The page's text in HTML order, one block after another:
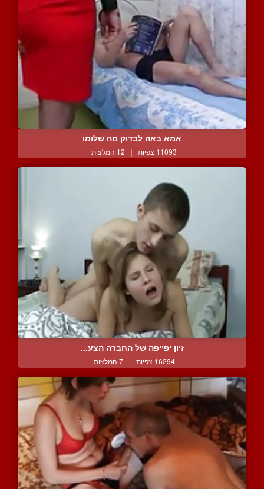
אמא באה לבדוק מה שלומו
11093 צפיות | 12 המלצות
זיון יפייפה של החברה הצע...
16294 צפיות | 7 המלצות